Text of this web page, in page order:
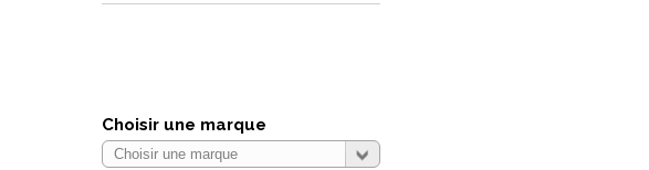
Choisir une marque